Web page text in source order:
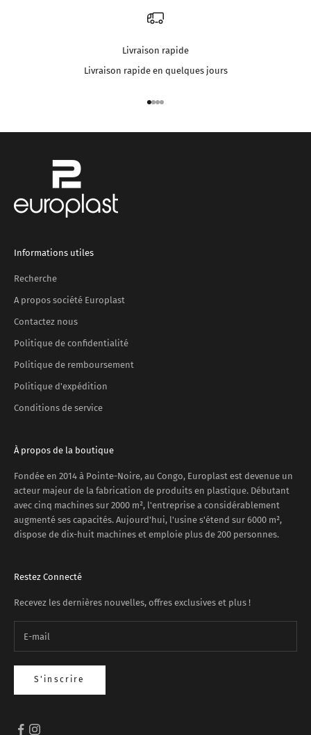
Livraison rapide
Livraison rapide en quelques jours
Aller à l'élément 1
Aller à l'élément 2
Aller à l'élément 3
Aller à l'élément 4
Informations utiles
Recherche
A propos société Europlast
Contactez nous
Politique de confidentialité
Politique de remboursement
Politique d'expédition
Conditions de service
À propos de la boutique
Fondée en 2014 à Pointe-Noire, au Congo, Europlast est devenue un
acteur majeur de la fabrication de produits en plastique. Débutant
avec cinq machines sur 2000 m², l'entreprise a considérablement
augmenté ses capacités. Aujourd'hui, l'usine s'étend sur 6000 m²,
dispose de dix-huit machines et emploie plus de 200 personnes.
Restez Connecté
Recevez les dernières nouvelles, offres exclusives et plus !
S'inscrire